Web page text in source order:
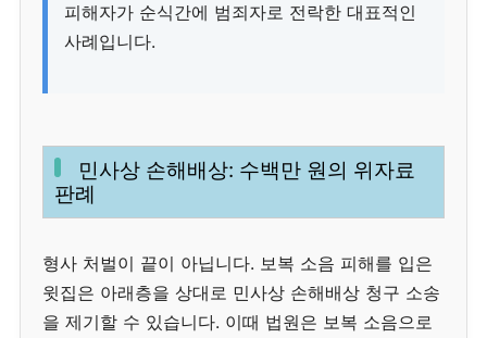
피해자가 순식간에 범죄자로 전락한 대표적인
사례입니다.
민사상 손해배상: 수백만 원의 위자료
판례
형사 처벌이 끝이 아닙니다. 보복 소음 피해를 입은
윗집은 아래층을 상대로 민사상 손해배상 청구 소송
을 제기할 수 있습니다. 이때 법원은 보복 소음으로